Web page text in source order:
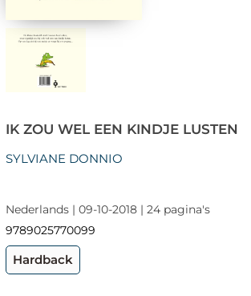
IK ZOU WEL EEN KINDJE LUSTEN
SYLVIANE DONNIO
Nederlands | 09-10-2018 | 24 pagina's
9789025770099
Hardback